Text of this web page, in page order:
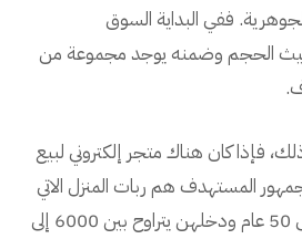
ففي البداية السوق
الحجم وضمنه يوجد مجموعة من
فإذا كان هناك متجر إلكتروني لبيع
المستهدف هم ربات المنزل الاتي
يترواح عمرهن من 25 إلى 50 عام ودخلهن يتراوح بين 6000 إلى